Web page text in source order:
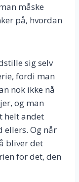
måske
på, hvordan
sig selv
fordi man
nok ikke nå
og man
helt andet
ellers. Og når
bliver det
for det, den